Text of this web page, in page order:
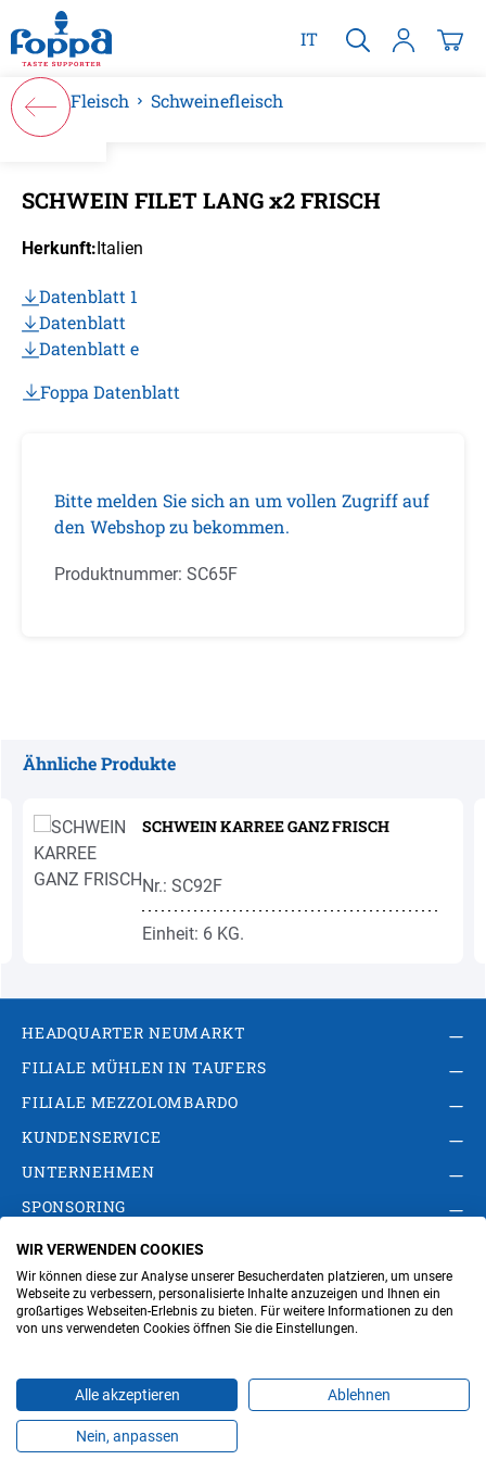
springen
IT
Produkte Favoriten Themen
Fleisch Schweinefleisch
SCHWEIN FILET LANG x2 FRISCH
Herkunft:Italien
Datenblatt 1
Datenblatt
Datenblatt e
Foppa Datenblatt
Bitte melden Sie sich an um vollen Zugriff auf
den Webshop zu bekommen.
Produktnummer: SC65F
Ähnliche Produkte
SCHWEIN KARREE GANZ FRISCH
Nr.: SC92F
Einheit: 6 KG.
HEADQUARTER NEUMARKT
FILIALE MÜHLEN IN TAUFERS
FILIALE MEZZOLOMBARDO
KUNDENSERVICE
UNTERNEHMEN
SPONSORING
AGB Privacy Policy
Impressum
Cookie-Einstellungen ändern
Verwaltung
WIR VERWENDEN COOKIES
Wir können diese zur Analyse unserer Besucherdaten platzieren, um unsere
Webseite zu verbessern, personalisierte Inhalte anzuzeigen und Ihnen ein
großartiges Webseiten-Erlebnis zu bieten. Für weitere Informationen zu den
von uns verwendeten Cookies öffnen Sie die Einstellungen.
Alle akzeptieren Ablehnen
Nein, anpassen